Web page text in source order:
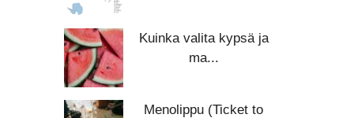
Kuinka valita kypsä ja
ma...
Menolippu (Ticket to